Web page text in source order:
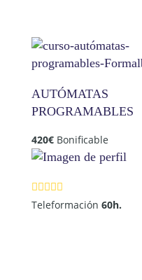
AUTÓMATAS
PROGRAMABLES
420€ Bonificable
Teleformación 60h.